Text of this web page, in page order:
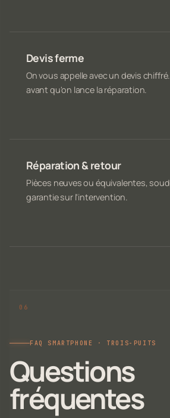
Devis ferme
On vous appelle avec un devis
avant qu'on lance la réparation.
Réparation & retour
Pièces neuves ou équivalentes,
garantie sur l'intervention.
FAQ SMARTPHONE · TROIS-PUITS
Questions
fréquentes